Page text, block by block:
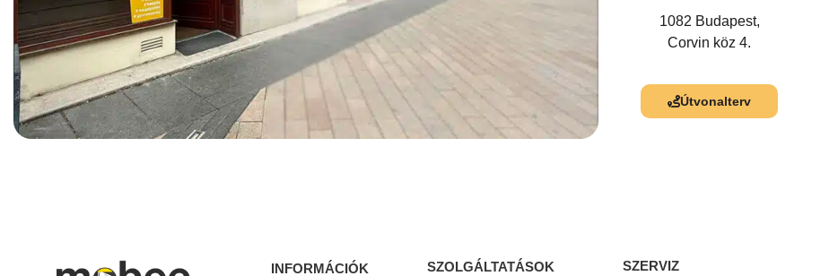
1082 Budapest,
Corvin köz 4.
Útvonalterv
INFORMÁCIÓK SZOLGÁLTATÁSOK SZERVIZ